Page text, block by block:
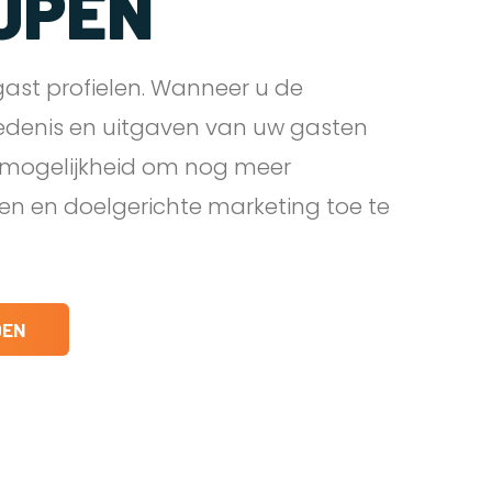
profielen. Wanneer u de
en uitgaven van uw gasten
om nog meer
en doelgerichte marketing toe te